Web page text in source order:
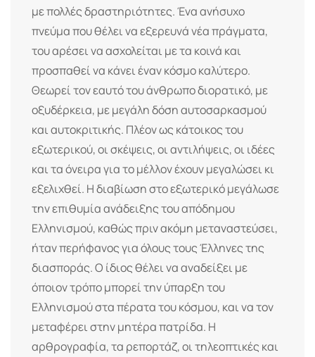
με πολλές δραστηριότητες. Ένα ανήσυχο
πνεύμα που θέλει να εξερευνά νέα πράγματα,
του αρέσει να ασχολείται με τα κοινά και
προσπαθεί να κάνει έναν κόσμο καλύτερο.
Θεωρεί τον εαυτό του άνθρωπο διορατικό, με
οξυδέρκεια, με μεγάλη δόση αυτοσαρκασμού
και αυτοκριτικής. Πλέον ως κάτοικος του
εξωτερικού, οι σκέψεις, οι αντιλήψεις, οι ιδέες
και τα όνειρα για το μέλλον έχουν μεγαλώσει κι
εξελιχθεί. Η διαβίωση στο εξωτερικό μεγάλωσε
την επιθυμία ανάδειξης του απόδημου
Ελληνισμού, καθώς πριν ακόμη μεταναστεύσει,
ήταν περήφανος για όλους τους Έλληνες της
διασποράς. Ο ίδιος θέλει να αναδείξει με
όποιον τρόπο μπορεί την ύπαρξη του
Ελληνισμού στα πέρατα του κόσμου, και να τον
μεταφέρει στην μητέρα πατρίδα. Η
αρθρογραφία, τα ρεπορτάζ, οι τηλεοπτικές και